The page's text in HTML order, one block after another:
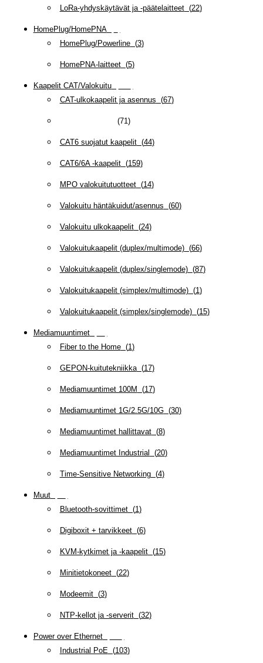
LoRa-yhdyskäytävät ja -päätelaitteet(22)
HomePlug/HomePNA(
HomePlug/Powerline(3)
HomePNA-laitteet(5)
Kaapelit CAT/Valokuitu(
CAT-ulkokaapelit ja asennus (67)
(71 )
CAT6 suojatut kaapelit(44)
CAT6/6A -kaapelit(159)
MPO valokuitutuotteet(14)
Valokuitu häntäkuidut/asennus (60)
Valokuitu ulkokaapelit(24)
Valokuitukaapelit (duplex/multimode)(66)
Valokuitukaapelit (duplex/singlemode)(87)
Valokuitukaapelit (simplex/multimode)(1 )
Valokuitukaapelit (simplex/singlemode)(15)
Mediamuuntimet(
Fiber to the Home(1 )
GEPON-kuitutekniikka(17)
Mediamuuntimet 100M (17)
Mediamuuntimet 1G/2.5G/10G(30)
Mediamuuntimet hallittavat(8)
Mediamuuntimet Industrial (20)
Time-Sensitive Networking(4)
Muut(
Bluetooth-sovittimet(1 )
Digiboxit + tarvikkeet(6)
KVM-kytkimet ja -kaapelit(15)
Minitietokoneet(22)
Modeemit(3)
NTP-kellot ja -serverit(32)
Power over Ethernet(
Industrial PoE (103)